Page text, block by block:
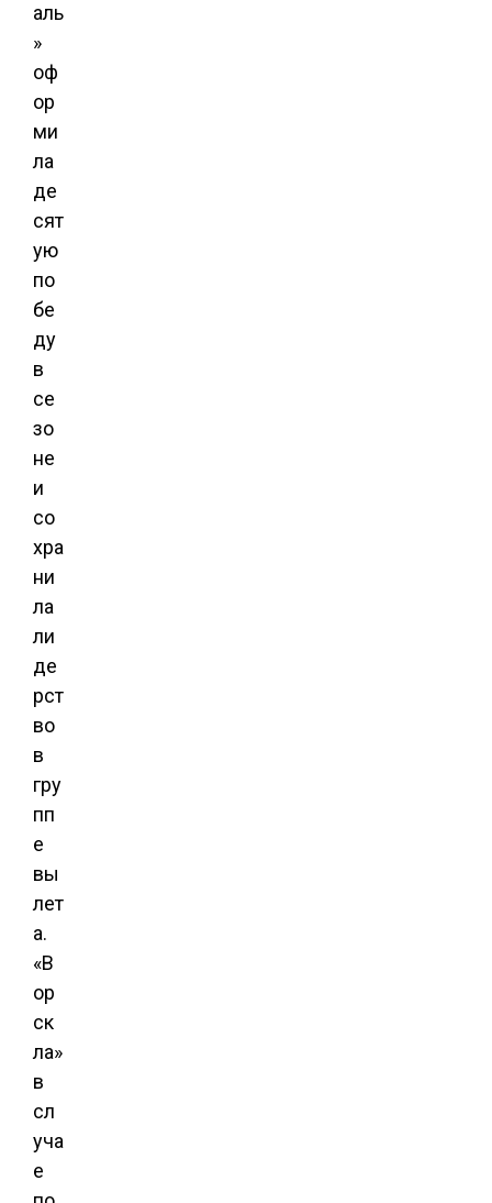
аль
»
оф
ор
ми
ла
де
сят
ую
по
бе
ду
в
се
зо
не
и
со
хра
ни
ла
ли
де
рст
во
в
гру
пп
е
вы
лет
а.
«В
ор
ск
ла»
в
сл
уча
е